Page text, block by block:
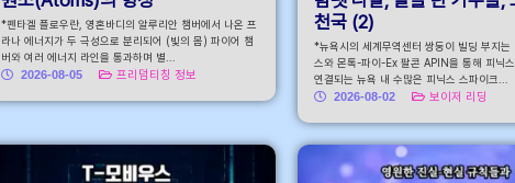
*펜타겔 플로우란, 영혼바디의 알루리안 챔버에서 나온 프
라나 에너지가 두 극성으로 분리되어 (빛의 몸) 파이어 챔
버와 여러 에너지 라인을 통과하며 별...
2026-08-05
프리덤티칭 정보
천국 (2)
*뉴욕시의 세계무역센터 쌍둥이 빌딩 부지는
스와 몬톡-파이-Ex 팔콘 APIN을 통해 피닉
연결되는 뉴욕 내 수많은 피닉스 스파이크...
2026-08-02
보이저 리딩